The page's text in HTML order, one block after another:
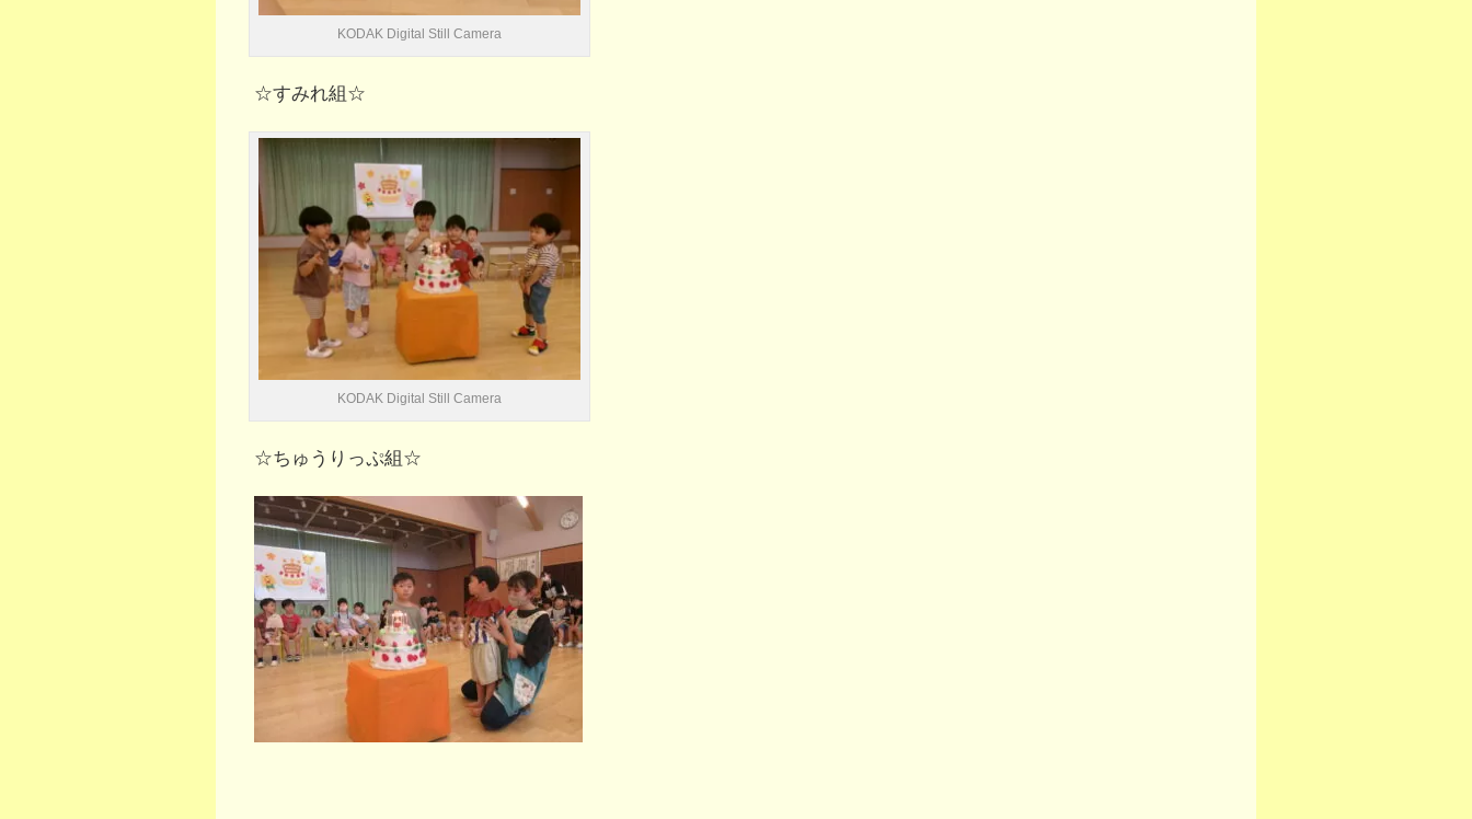
KODAK Digital Still Camera
☆すみれ組☆
KODAK Digital Still Camera
☆ちゅうりっぷ組☆